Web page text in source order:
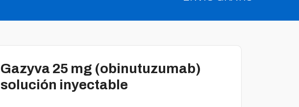
Gazyva 25 mg (obinutuzumab)
solución inyectable